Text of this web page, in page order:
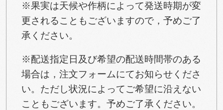
※果実は天候や作柄によって発送時期が変
更されることもございますので，予めご了
承ください。
※配送指定日及び希望の配送時間帯のある
場合は，注文フォームにてお知らせくださ
い。ただし状況によってご希望に沿えない
こともございます。予めご了承ください。